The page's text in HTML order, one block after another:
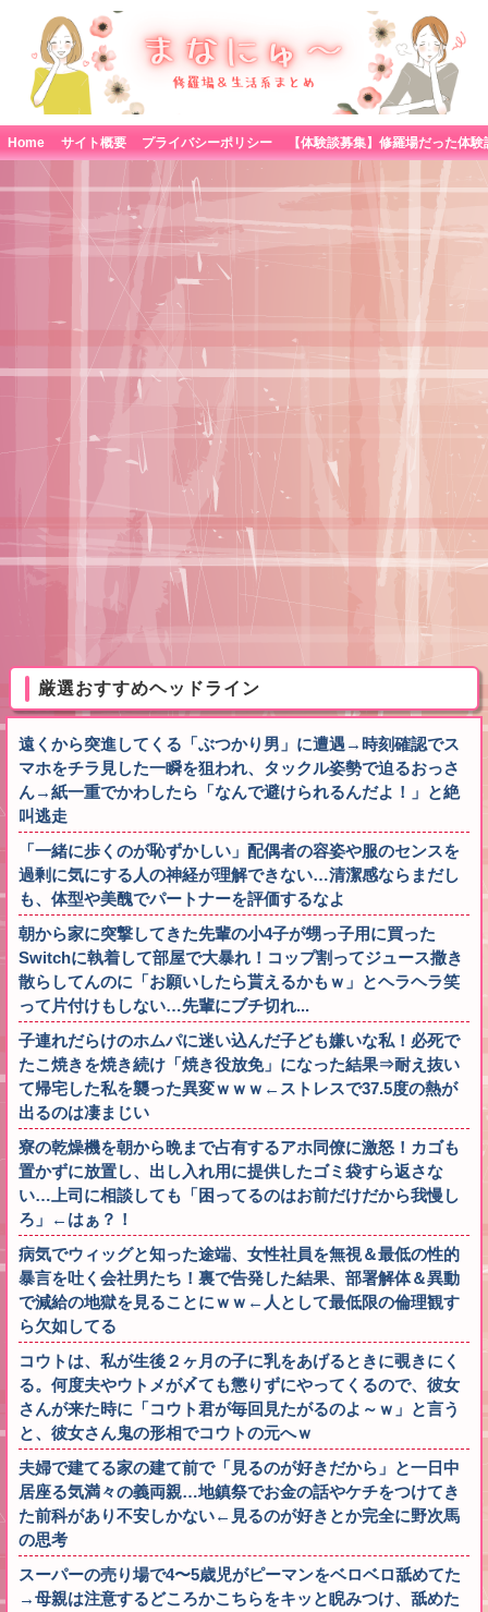
Home サイト概要 プライバシーポリシー
厳選おすすめヘッドライン
遠くから突進してくる「ぶつかり男」に遭遇→時刻確認でス
マホをチラ見した一瞬を狙われ、タックル姿勢で迫るおっさ
ん→紙一重でかわしたら「なんで避けられるんだよ！」と絶
叫逃走
「一緒に歩くのが恥ずかしい」配偶者の容姿や服のセンスを
過剰に気にする人の神経が理解できない…清潔感ならまだし
も、体型や美醜でパートナーを評価するなよ
朝から家に突撃してきた先輩の小4子が甥っ子用に買った
Switchに執着して部屋で大暴れ！コップ割ってジュース撒き
散らしてんのに「お願いしたら貰えるかもｗ」とヘラヘラ笑
って片付けもしない…先輩にブチ切れ...
子連れだらけのホムパに迷い込んだ子ども嫌いな私！必死で
たこ焼きを焼き続け「焼き役放免」になった結果⇒耐え抜い
て帰宅した私を襲った異変ｗｗｗ←ストレスで37.5度の熱が
出るのは凄まじい
寮の乾燥機を朝から晩まで占有するアホ同僚に激怒！カゴも
置かずに放置し、出し入れ用に提供したゴミ袋すら返さな
い…上司に相談しても「困ってるのはお前だけだから我慢し
ろ」←はぁ？！
病気でウィッグと知った途端、女性社員を無視＆最低の性的
暴言を吐く会社男たち！裏で告発した結果、部署解体＆異動
で減給の地獄を見ることにｗｗ←人として最低限の倫理観す
ら欠如してる
コウトは、私が生後２ヶ月の子に乳をあげるときに覗きにく
る。何度夫やウトメが〆ても懲りずにやってくるので、彼女
さんが来た時に「コウト君が毎回見たがるのよ～ｗ」と言う
と、彼女さん鬼の形相でコウトの元へｗ
夫婦で建てる家の建て前で「見るのが好きだから」と一日中
居座る気満々の義両親…地鎮祭でお金の話やケチをつけてき
た前科があり不安しかない←見るのが好きとか完全に野次馬
の思考
スーパーの売り場で4〜5歳児がピーマンをベロベロ舐めてた
→母親は注意するどころかこちらをキッと睨みつけ、舐めた